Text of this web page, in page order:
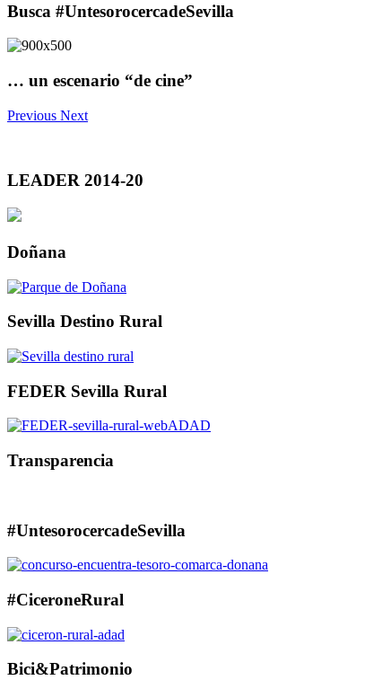
Busca #UntesorocercadeSevilla
… un escenario “de cine”
Previous Next
LEADER 2014-20
Doñana
Sevilla Destino Rural
FEDER Sevilla Rural
Transparencia
#UntesorocercadeSevilla
#CiceroneRural
Bici&Patrimonio